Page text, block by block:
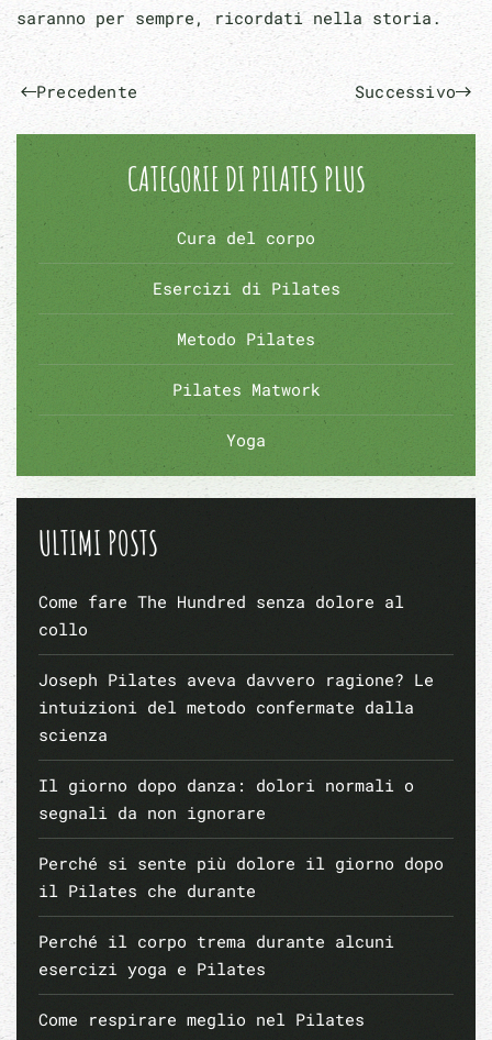
saranno per sempre, ricordati nella storia.
Precedente Successivo
CATEGORIE DI PILATES PLUS
Cura del corpo
Esercizi di Pilates
Metodo Pilates
Pilates Matwork
Yoga
ULTIMI POSTS
Come fare The Hundred senza dolore al
collo
Joseph Pilates aveva davvero ragione? Le
intuizioni del metodo confermate dalla
scienza
Il giorno dopo danza: dolori normali o
segnali da non ignorare
Perché si sente più dolore il giorno dopo
il Pilates che durante
Perché il corpo trema durante alcuni
esercizi yoga e Pilates
Come respirare meglio nel Pilates